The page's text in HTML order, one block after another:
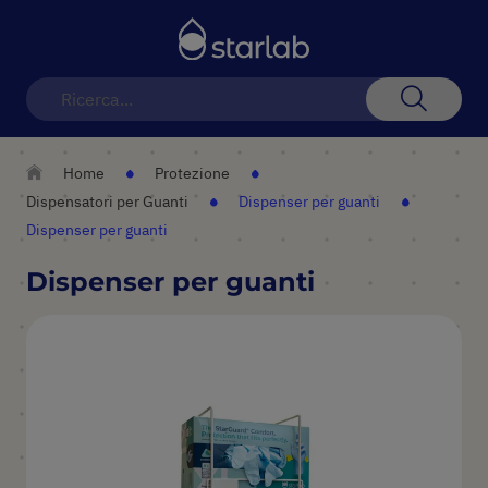
Home
Protezione
Dispensatori per Guanti
Dispenser per guanti
Dispenser per guanti
Dispenser per guanti